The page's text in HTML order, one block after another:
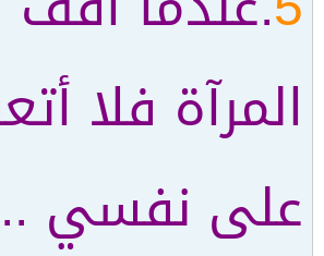
المرآة فلا
على نفسي